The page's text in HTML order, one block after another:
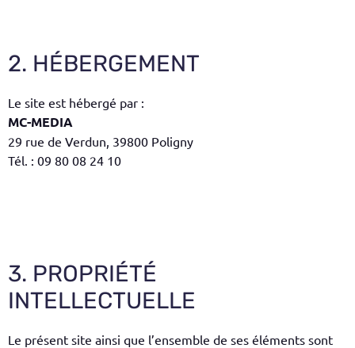
2. HÉBERGEMENT
Le site est hébergé par :
MC-MEDIA
29 rue de Verdun, 39800 Poligny
Tél. : 09 80 08 24 10
3. PROPRIÉTÉ
INTELLECTUELLE
Le présent site ainsi que l’ensemble de ses éléments sont